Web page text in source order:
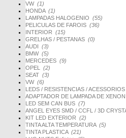
VW (1)
HONDA (1)
LAMPADAS HALOGENIO (55)
PELICULAS DE FAROIS (36)
INTERIOR (15)
GRELHAS / PESTANAS (0)
AUDI (3)
BMW (5)
MERCEDES (9)
OPEL (2)
SEAT (3)
VW (6)
LEDS / RESISTENCIAS / ACESSORIOS
ADAPTADOR DE LAMPADA DE
LED SEM CAN BUS (7)
ANGEL EYES SMD / CCFL / 3D
KIT LED EXTERIOR (2)
TINTA ALTA TEMPERATURA (5)
TINTA PLASTICA (21)